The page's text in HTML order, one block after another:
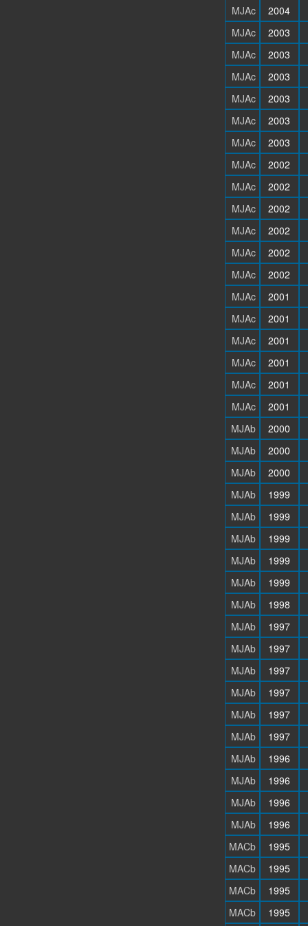
MJAc
2004
MJAc
2003
MJAc
2003
MJAc
2003
MJAc
2003
MJAc
2003
MJAc
2003
MJAc
2002
MJAc
2002
MJAc
2002
MJAc
2002
MJAc
2002
MJAc
2002
MJAc
2001
MJAc
2001
MJAc
2001
MJAc
2001
MJAc
2001
MJAc
2001
MJAb
2000
MJAb
2000
MJAb
2000
MJAb
1999
MJAb
1999
MJAb
1999
MJAb
1999
MJAb
1999
MJAb
1998
MJAb
1997
MJAb
1997
MJAb
1997
MJAb
1997
MJAb
1997
MJAb
1997
MJAb
1996
MJAb
1996
MJAb
1996
MJAb
1996
MACb
1995
MACb
1995
MACb
1995
MACb
1995